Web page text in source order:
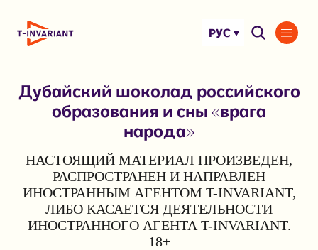
РУС
Дубайский шоколад российского
образования и сны «врага
народа»
НАСТОЯЩИЙ МАТЕРИАЛ ПРОИЗВЕДЕН,
РАСПРОСТРАНЕН И НАПРАВЛЕН
ИНОСТРАННЫМ АГЕНТОМ T-INVARIANT,
ЛИБО КАСАЕТСЯ ДЕЯТЕЛЬНОСТИ
ИНОСТРАННОГО АГЕНТА T-INVARIANT.
18+